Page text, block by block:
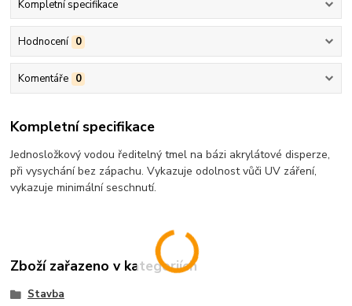
Kompletní specifikace
Hodnocení 0
Komentáře 0
Kompletní specifikace
Jednosložkový vodou ředitelný tmel na bázi akrylátové disperze,
při vysychání bez zápachu. Vykazuje odolnost vůči UV záření,
vykazuje minimální seschnutí.
Zboží zařazeno v kategoriích
Stavba